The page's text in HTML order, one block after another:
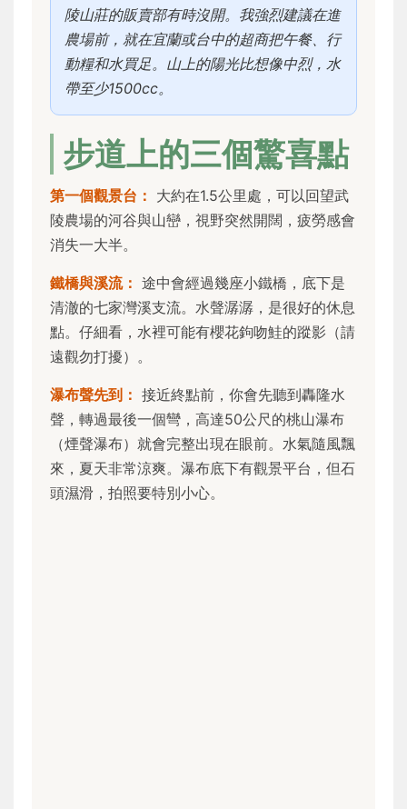
陵山莊的販賣部有時沒開。我強烈建議在進
農場前，就在宜蘭或台中的超商把午餐、行
動糧和水買足。山上的陽光比想像中烈，水
帶至少1500cc。
步道上的三個驚喜點
第一個觀景台： 大約在1.5公里處，可以回望武
陵農場的河谷與山巒，視野突然開闊，疲勞感會
消失一大半。
鐵橋與溪流： 途中會經過幾座小鐵橋，底下是
清澈的七家灣溪支流。水聲潺潺，是很好的休息
點。仔細看，水裡可能有櫻花鉤吻鮭的蹤影（請
遠觀勿打擾）。
瀑布聲先到： 接近終點前，你會先聽到轟隆水
聲，轉過最後一個彎，高達50公尺的桃山瀑布
（煙聲瀑布）就會完整出現在眼前。水氣隨風飄
來，夏天非常涼爽。瀑布底下有觀景平台，但石
頭濕滑，拍照要特別小心。